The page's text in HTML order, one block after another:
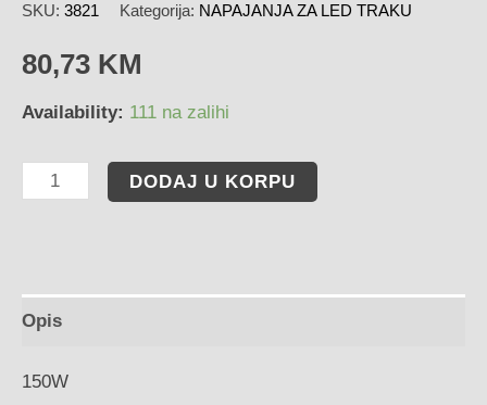
SKU: 3821 Kategorija: NAPAJANJA ZA LED TRAKU
80,73 KM
Availability: 111 na zalihi
DODAJ U KORPU
Opis
150W